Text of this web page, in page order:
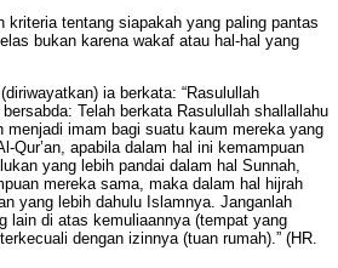
kriteria tentang siapakah yang paling pantas
bukan karena wakaf atau hal-hal yang
ia berkata: “Rasulullah
Telah berkata Rasulullah shallallahu
menjadi imam bagi suatu kaum mereka yang
Qur’an, apabila dalam hal ini kemampuan
yang lebih pandai dalam hal Sunnah,
mereka sama, maka dalam hal hijrah
yang lebih dahulu Islamnya. Janganlah
lain di atas kemuliaannya (tempat yang
dengan izinnya (tuan rumah).” (HR.